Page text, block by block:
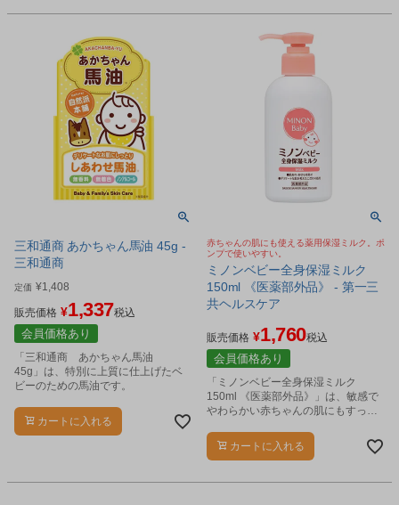
三和通商 あかちゃん馬油 45g -
三和通商
定価 ¥1,408
販売価格 ¥1,337税込
会員価格あり
「三和通商 あかちゃん馬油
45g」は、特別に上質に仕上げたベ
ビーのための馬油です。
カートに入れる
赤ちゃんの肌にも使える薬用保湿ミルク。ポ
ンプで使いやすい。
ミノンベビー全身保湿ミルク
150ml 《医薬部外品》 - 第一三
共ヘルスケア
販売価格 ¥1,760税込
会員価格あり
「ミノンベビー全身保湿ミルク
150ml 《医薬部外品》」は、敏感で
やわらかい赤ちゃんの肌にもすっと
みずみずしい使用感の保湿ミルクで
す。
カートに入れる